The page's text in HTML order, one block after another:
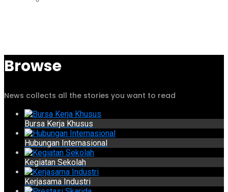
Browse
News collects all the stories you want to read
Bursa Kerja Khusus
Hubungan Internasional
Kegiatan Sekolah
Kerjasama Industri